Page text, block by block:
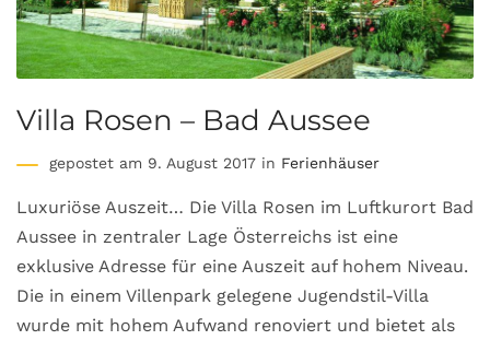
Villa Rosen – Bad Aussee
gepostet am 9. August 2017 in Ferienhäuser
Luxuriöse Auszeit… Die Villa Rosen im Luftkurort Bad
Aussee in zentraler Lage Österreichs ist eine
exklusive Adresse für eine Auszeit auf hohem Niveau.
Die in einem Villenpark gelegene Jugendstil-Villa
wurde mit hohem Aufwand renoviert und bietet als